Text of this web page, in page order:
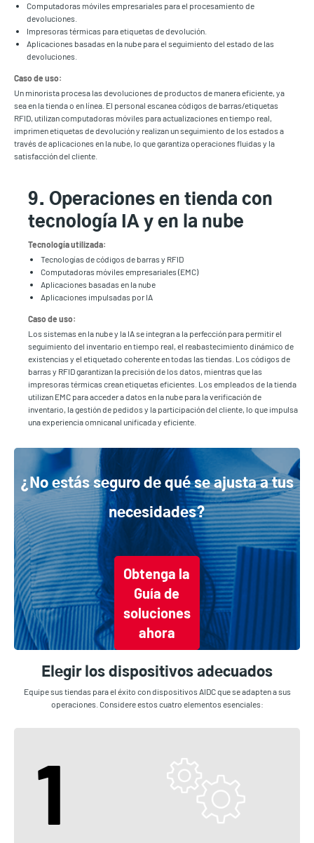
Computadoras móviles empresariales para el procesamiento de
devoluciones.
Impresoras térmicas para etiquetas de devolución.
Aplicaciones basadas en la nube para el seguimiento del estado de las
devoluciones.
Caso de uso:
Un minorista procesa las devoluciones de productos de manera eficiente, ya
sea en la tienda o en línea. El personal escanea códigos de barras/etiquetas
RFID, utilizan computadoras móviles para actualizaciones en tiempo real,
imprimen etiquetas de devolución y realizan un seguimiento de los estados a
través de aplicaciones en la nube, lo que garantiza operaciones fluidas y la
satisfacción del cliente.
9. Operaciones en tienda con
tecnología IA y en la nube
Tecnología utilizada:
Tecnologías de códigos de barras y RFID
Computadoras móviles empresariales (EMC)
Aplicaciones basadas en la nube
Aplicaciones impulsadas por IA
Caso de uso:
Los sistemas en la nube y la IA se integran a la perfección para permitir el
seguimiento del inventario en tiempo real, el reabastecimiento dinámico de
existencias y el etiquetado coherente en todas las tiendas. Los códigos de
barras y RFID garantizan la precisión de los datos, mientras que las
impresoras térmicas crean etiquetas eficientes. Los empleados de la tienda
utilizan EMC para acceder a datos en la nube para la verificación de
inventario, la gestión de pedidos y la participación del cliente, lo que impulsa
una experiencia omnicanal unificada y eficiente.
¿No estás seguro de qué se ajusta a tus
necesidades?
Obtenga la
Guía de
soluciones
ahora
Elegir los dispositivos adecuados
Equipe sus tiendas para el éxito con dispositivos AIDC que se adapten a sus
operaciones. Considere estos cuatro elementos esenciales:
1